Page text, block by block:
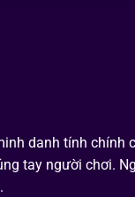
danh tính chính
tay người chơi.